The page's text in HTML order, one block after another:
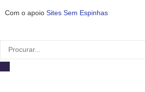
Com o apoio Sites Sem Espinhas